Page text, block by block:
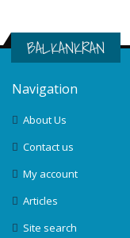
BALKANKRAN
Navigation
About Us
Contact us
My account
Articles
Site search